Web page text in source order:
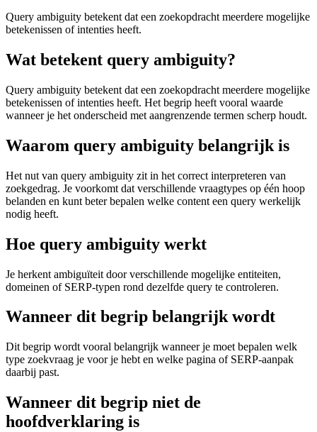
Query ambiguity betekent dat een zoekopdracht meerdere mogelijke
betekenissen of intenties heeft.
Wat betekent query ambiguity?
Query ambiguity betekent dat een zoekopdracht meerdere mogelijke
betekenissen of intenties heeft. Het begrip heeft vooral waarde
wanneer je het onderscheid met aangrenzende termen scherp houdt.
Waarom query ambiguity belangrijk is
Het nut van query ambiguity zit in het correct interpreteren van
zoekgedrag. Je voorkomt dat verschillende vraagtypes op één hoop
belanden en kunt beter bepalen welke content een query werkelijk
nodig heeft.
Hoe query ambiguity werkt
Je herkent ambiguïteit door verschillende mogelijke entiteiten,
domeinen of SERP-typen rond dezelfde query te controleren.
Wanneer dit begrip belangrijk wordt
Dit begrip wordt vooral belangrijk wanneer je moet bepalen welk
type zoekvraag je voor je hebt en welke pagina of SERP-aanpak
daarbij past.
Wanneer dit begrip niet de
hoofdverklaring is